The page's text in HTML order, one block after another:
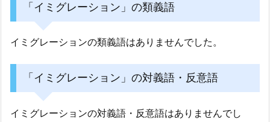
「イミグレーション」の類義語
イミグレーションの類義語はありませんでした。
「イミグレーション」の対義語・反意語
イミグレーションの対義語・反意語はありませんでし